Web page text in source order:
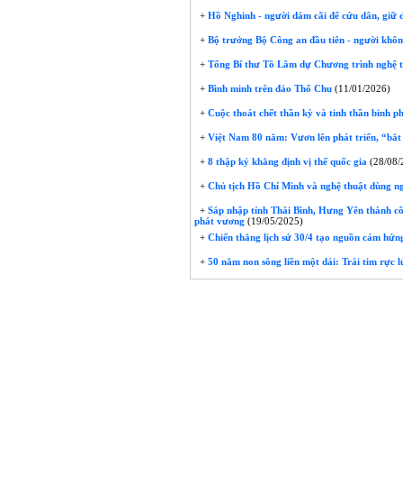
+ Hồ Nghinh - người dám cãi để cứu dân, giữ
+ Bộ trưởng Bộ Công an đầu tiên - người
+ Tổng Bí thư Tô Lâm dự Chương trình nghệ
+ Bình minh trên đảo Thổ Chu (11/01/2026)
+ Cuộc thoát chết thần kỳ và tinh thần binh
+ Việt Nam 80 năm: Vươn lên phát triển,
+ 8 thập kỷ khẳng định vị thế quốc gia (28/08/
+ Chủ tịch Hồ Chí Minh và nghệ thuật dùng
+ Sáp nhập tỉnh Thái Bình, Hưng Yên thành
phát vương (19/05/2025)
+ Chiến thắng lịch sử 30/4 tạo nguồn cảm
+ 50 năm non sông liền một dải: Trái tim rực